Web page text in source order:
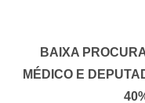
BAIXA
MÉDICO E